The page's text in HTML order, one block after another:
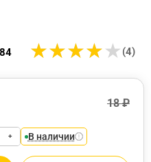
★★★★★
★★★★★ (4)
18 ₽
+ В наличии